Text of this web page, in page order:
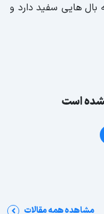
هایی سفید دارد و
است
مشاهده همه مقالات